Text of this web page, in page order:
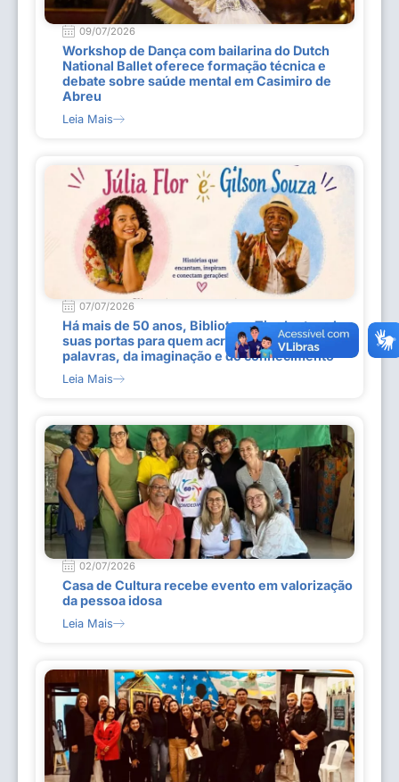
09/07/2026
Workshop de Dança com bailarina do Dutch
National Ballet oferece formação técnica e
debate sobre saúde mental em Casimiro de
Abreu
Leia Mais
07/07/2026
Há mais de 50 anos, Biblioteca Tiradentes abre
suas portas para quem acredita no poder das
palavras, da imaginação e do conhecimento
Leia Mais
02/07/2026
Casa de Cultura recebe evento em valorização
da pessoa idosa
Leia Mais